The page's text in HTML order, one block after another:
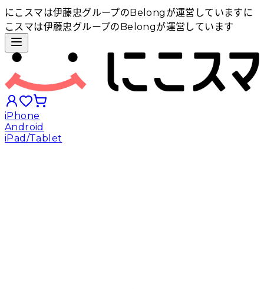
にこスマは伊藤忠グループのBelongが運営しています に
こスマは伊藤忠グループのBelongが運営しています
iPhone
Android
iPad/Tablet